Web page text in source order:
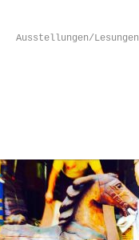
Ausstellungen/Lesungen